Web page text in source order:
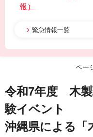
報）
緊急情報一覧
ペー
令和7年度 木製
験イベント
沖縄県による「